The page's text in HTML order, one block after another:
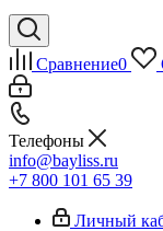
Сравнение0
Телефоны
info@bayliss.ru
+7 800 101 65 39
Личный